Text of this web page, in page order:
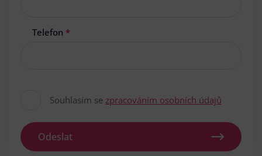
Telefon *
Souhlasím se zpracováním osobních údajů
Odeslat